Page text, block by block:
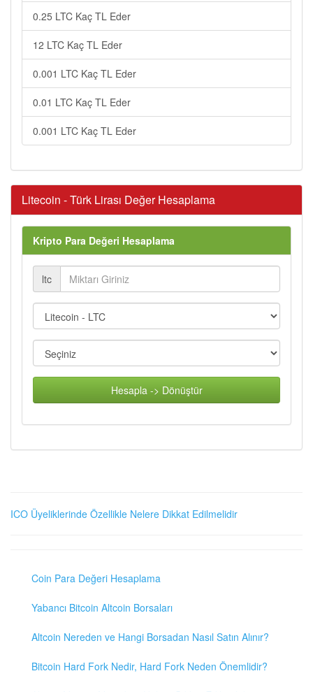
0.25 LTC Kaç TL Eder
12 LTC Kaç TL Eder
0.001 LTC Kaç TL Eder
0.01 LTC Kaç TL Eder
0.001 LTC Kaç TL Eder
Litecoin - Türk Lirası Değer Hesaplama
Kripto Para Değeri Hesaplama
ltc
Hesapla -> Dönüştür
ICO Üyeliklerinde Özellikle Nelere Dikkat Edilmelidir
Coin Para Değeri Hesaplama
Yabancı Bitcoin Altcoin Borsaları
Altcoin Nereden ve Hangi Borsadan Nasıl Satın Alınır?
Bitcoin Hard Fork Nedir, Hard Fork Neden Önemlidir?